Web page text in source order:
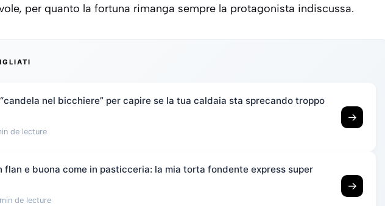
per quanto la fortuna rimanga sempre la protagonista indiscussa.
nel bicchiere” per capire se la tua caldaia sta sprecando troppo
de lecture
→
flan e buona come in pasticceria: la mia torta fondente express super
de lecture
→